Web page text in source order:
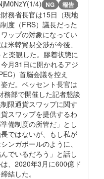
4) NG 報告
務省長官は15日（現地
度（FRS）議長だった
ップの対象になってい
米韓貿易交渉が今後、
楽観した。膠着状態に
月31日に開かれるアジ
）首脳会議を控え
だ。ベッセント長官は
務部で開催した記者懇談
限通貨スワップに関す
スワップを提供するわ
備制度の所管だ」とし
ではないが、もし私が
ンガポールのように、
でいるだろう」と話し
、2020年3月に600億ド
結した。